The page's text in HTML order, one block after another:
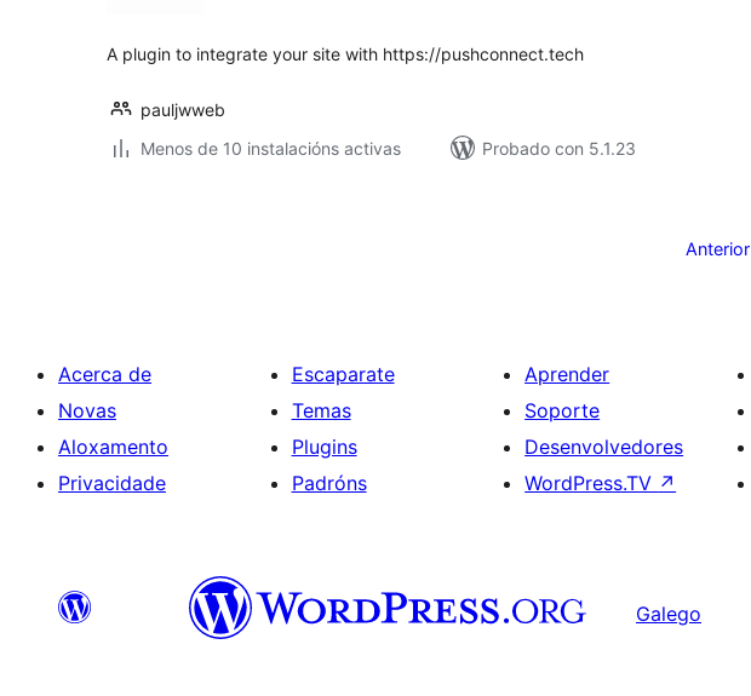
A plugin to integrate your site with https://pushconnect.tech
pauljwweb
Menos de 10 instalacións activas
Probado con 5.1.23
Anterior
Acerca de
Novas
Aloxamento
Privacidade
Escaparate
Temas
Plugins
Padróns
Aprender
Soporte
Desenvolvedores
WordPress.TV ↗
Galego